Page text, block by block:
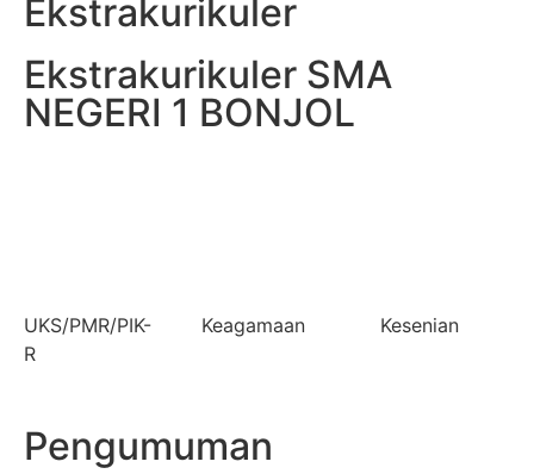
Ekstrakurikuler
Ekstrakurikuler SMA
NEGERI 1 BONJOL
UKS/PMR/PIK-
R
Keagamaan Kesenian
Pengumuman